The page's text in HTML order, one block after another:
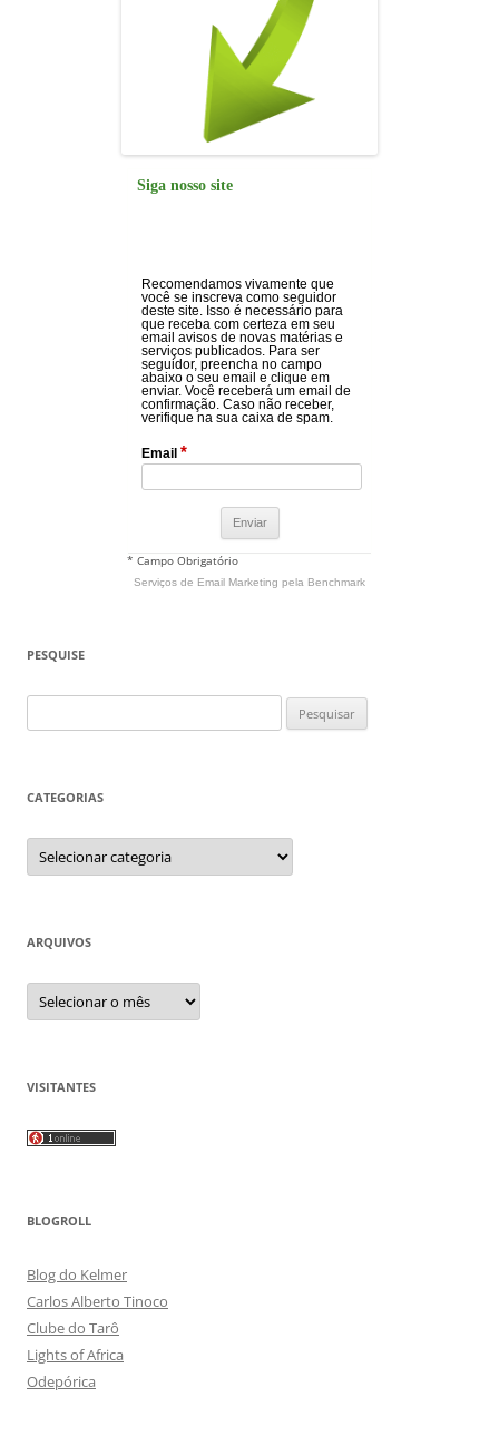
Siga nosso site
Recomendamos vivamente que
você se inscreva como seguidor
deste site. Isso é necessário para
que receba com certeza em seu
email avisos de novas matérias e
serviços publicados. Para ser
seguidor, preencha no campo
abaixo o seu email e clique em
enviar. Você receberá um email de
confirmação. Caso não receber,
verifique na sua caixa de spam.
Email *
* Campo Obrigatório
Serviços de Email Marketing pela Benchmark
PESQUISE
por:
CATEGORIAS
Categorias
ARQUIVOS
Arquivos
VISITANTES
BLOGROLL
Blog do Kelmer
Carlos Alberto Tinoco
Clube do Tarô
Lights of Africa
Odepórica